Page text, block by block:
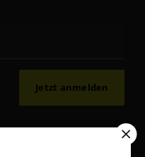
Jetzt anmelden